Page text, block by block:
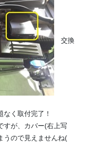
交換
く取付完了！
すが、カバー(右上写
ので見えませんね(